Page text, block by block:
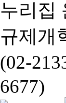
누리집
규제개
(02-
6677)